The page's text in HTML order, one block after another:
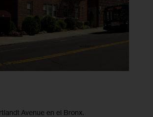
Avenue en el Bronx.